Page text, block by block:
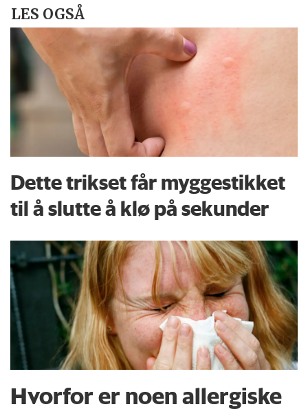
LES OGSÅ
Dette trikset får myggestikket
til å slutte å klø på sekunder
Hvorfor er noen allergiske